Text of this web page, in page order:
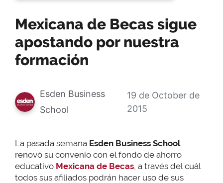
Mexicana de Becas sigue
apostando por nuestra
formación
Esden Business
School
19 de October de
2015
La pasada semana Esden Business School
renovó su convenio con el fondo de ahorro
educativo Mexicana de Becas , a través del cuál
todos sus afiliados podrán hacer uso de sus